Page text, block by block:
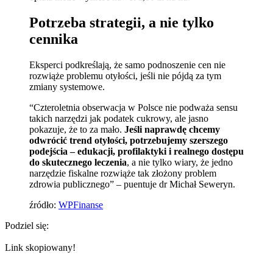
Potrzeba strategii, a nie tylko
cennika
Eksperci podkreślają, że samo podnoszenie cen nie
rozwiąże problemu otyłości, jeśli nie pójdą za tym
zmiany systemowe.
“Czteroletnia obserwacja w Polsce nie podważa sensu
takich narzędzi jak podatek cukrowy, ale jasno
pokazuje, że to za mało. Jeśli naprawdę chcemy
odwrócić trend otyłości, potrzebujemy szerszego
podejścia – edukacji, profilaktyki i realnego dostępu
do skutecznego leczenia, a nie tylko wiary, że jedno
narzędzie fiskalne rozwiąże tak złożony problem
zdrowia publicznego” – puentuje dr Michał Seweryn.
źródło: WPFinanse
Podziel się:
Link skopiowany!